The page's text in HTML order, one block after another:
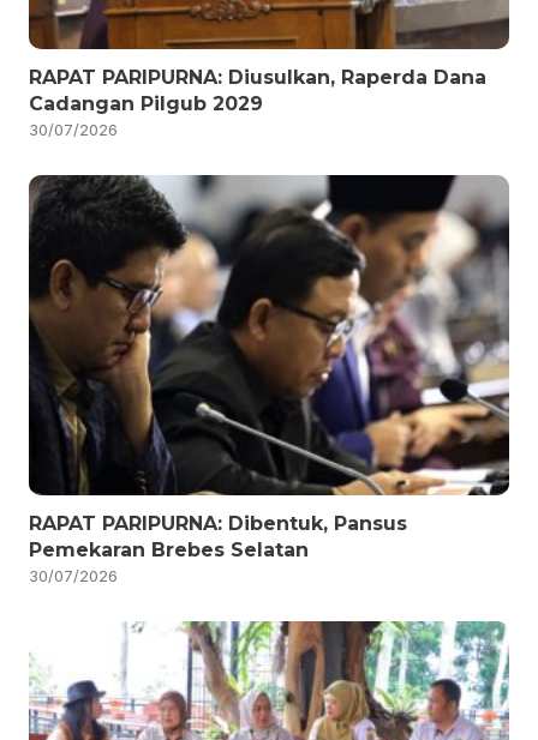
RAPAT PARIPURNA: Diusulkan, Raperda Dana
Cadangan Pilgub 2029
30/07/2026
RAPAT PARIPURNA: Dibentuk, Pansus
Pemekaran Brebes Selatan
30/07/2026